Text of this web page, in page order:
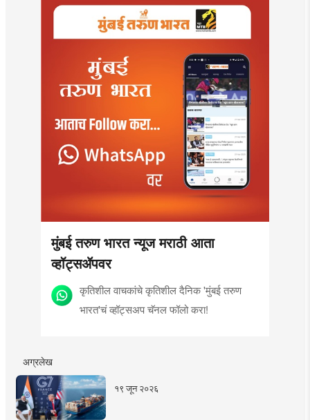
Mumbai |
मुंबई तरुण भारत न्यूज मराठी आता
व्हॉट्सॲपवर
कृतिशील वाचकांचे कृतिशील दैनिक 'मुंबई तरुण
भारत'चं व्हॉट्सअप चॅनल फॉलो करा!
अग्रलेख
१९ जून २०२६